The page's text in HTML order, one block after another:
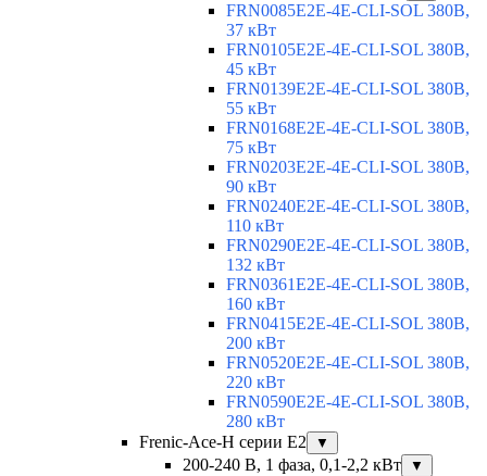
FRN0085E2E-4E-CLI-SOL 380В,
37 кВт
FRN0105E2E-4E-CLI-SOL 380В,
45 кВт
FRN0139E2E-4E-CLI-SOL 380В,
55 кВт
FRN0168E2E-4E-CLI-SOL 380В,
75 кВт
FRN0203E2E-4E-CLI-SOL 380В,
90 кВт
FRN0240E2E-4E-CLI-SOL 380В,
110 кВт
FRN0290E2E-4E-CLI-SOL 380В,
132 кВт
FRN0361E2E-4E-CLI-SOL 380В,
160 кВт
FRN0415E2E-4E-CLI-SOL 380В,
200 кВт
FRN0520E2E-4E-CLI-SOL 380В,
220 кВт
FRN0590E2E-4E-CLI-SOL 380В,
280 кВт
Frenic-Ace-H серии E2
▼
200-240 В, 1 фаза, 0,1-2,2 кВт ▼